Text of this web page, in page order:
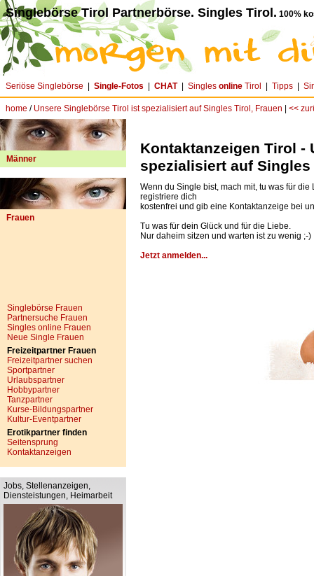
Singlebörse Tirol Partnerbörse. Singles Tirol. 100%
Seriöse Singlebörse Single-Fotos CHAT| Singles online Tirol Tipps
home / Unsere Singlebörse Tirol ist spezialisiert auf Singles Tirol, Frauen <<
Männer
Frauen
Singlebörse Frauen
Partnersuche Frauen
Singles online Frauen
Neue Single Frauen
Freizeitpartner Frauen
Freizeitpartner suchen
Sportpartner
Urlaubspartner
Hobbypartner
Tanzpartner
Kurse-Bildungspartner
Kultur-Eventpartner
Erotikpartner finden
Seitensprung
Kontaktanzeigen
Jobs, Stellenanzeigen,
Diensteistungen, Heimarbeit
Kontaktanzeigen Tirol -
spezialisiert auf
Wenn du Single bist, mach mit, tu was für die
registriere dich
kostenfrei und gib eine Kontaktanzeige bei
Tu was für dein Glück und für die Liebe.
Nur daheim sitzen und warten ist zu wenig ;-)
Jetzt anmelden...